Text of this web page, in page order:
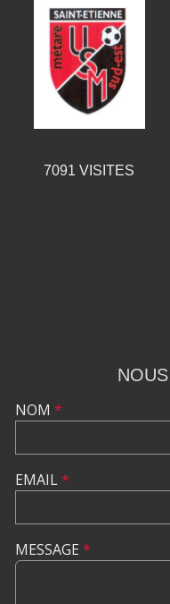
7091 VISITES
NOM *
EMAIL*
MESSAGE *